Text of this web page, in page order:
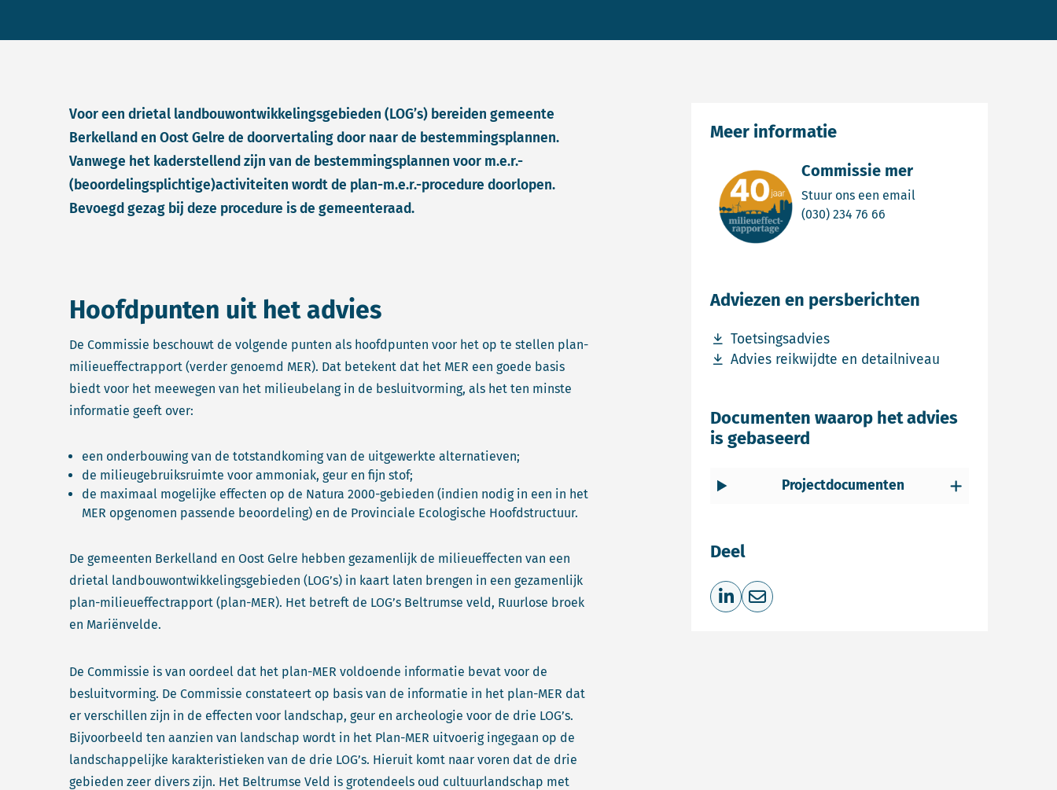
Voor een drietal landbouwontwikkelingsgebieden (LOG’s) bereiden gemeente
Berkelland en Oost Gelre de doorvertaling door naar de bestemmingsplannen.
Vanwege het kaderstellend zijn van de bestemmingsplannen voor m.e.r.-
(beoordelingsplichtige)activiteiten wordt de plan-m.e.r.-procedure doorlopen.
Bevoegd gezag bij deze procedure is de gemeenteraad.
Hoofdpunten uit het advies
De Commissie beschouwt de volgende punten als hoofdpunten voor het op te stellen plan-
milieueffectrapport (verder genoemd MER). Dat betekent dat het MER een goede basis
biedt voor het meewegen van het milieubelang in de besluitvorming, als het ten minste
informatie geeft over:
een onderbouwing van de totstandkoming van de uitgewerkte alternatieven;
de milieugebruiksruimte voor ammoniak, geur en fijn stof;
de maximaal mogelijke effecten op de Natura 2000-gebieden (indien nodig in een in het
MER opgenomen passende beoordeling) en de Provinciale Ecologische Hoofdstructuur.
De gemeenten Berkelland en Oost Gelre hebben gezamenlijk de milieueffecten van een
drietal landbouwontwikkelingsgebieden (LOG’s) in kaart laten brengen in een gezamenlijk
plan-milieueffectrapport (plan-MER). Het betreft de LOG’s Beltrumse veld, Ruurlose broek
en Mariënvelde.
De Commissie is van oordeel dat het plan-MER voldoende informatie bevat voor de
besluitvorming. De Commissie constateert op basis van de informatie in het plan-MER dat
er verschillen zijn in de effecten voor landschap, geur en archeologie voor de drie LOG’s.
Bijvoorbeeld ten aanzien van landschap wordt in het Plan-MER uitvoerig ingegaan op de
landschappelijke karakteristieken van de drie LOG’s. Hieruit komt naar voren dat de drie
gebieden zeer divers zijn. Het Beltrumse Veld is grotendeels oud cultuurlandschap met
Commissie mer
Stuur ons een email
(030) 234 76 66
Meer informatie
Adviezen en persberichten
Toetsingsadvies
Download bestand Toetsingsadvies
Advies reikwijdte en detailniveau
Download bestand Advies reikwijdte en detailniveau
Documenten waarop het advies
is gebaseerd
Projectdocumenten
Deel
Deel op LinkedIn
Deel via e-mail